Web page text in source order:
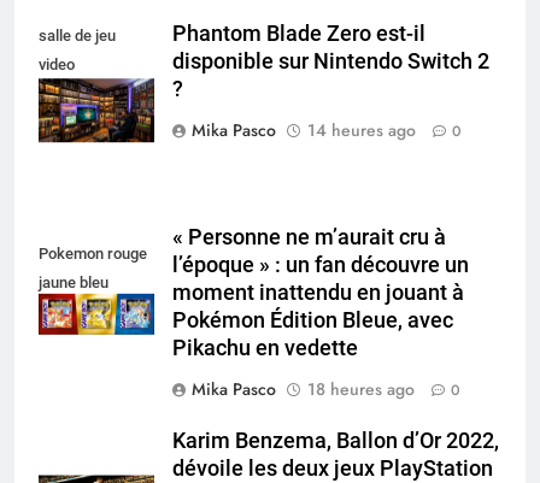
salle de jeu
video
collectionneur
Phantom Blade Zero est-il
disponible sur Nintendo Switch 2
?
Mika Pasco
14 heures ago 0
Pokemon rouge
jaune bleu
« Personne ne m’aurait cru à
l’époque » : un fan découvre un
moment inattendu en jouant à
Pokémon Édition Bleue, avec
Pikachu en vedette
Mika Pasco
18 heures ago 0
Karim Benzema, Ballon d’Or 2022,
dévoile les deux jeux PlayStation